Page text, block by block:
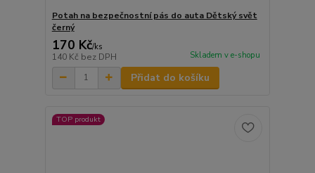
Potah na bezpečnostní pás do auta Dětský svět
černý
170 Kč/ks
140 Kč bez DPH Skladem v e-shopu
Přidat do košíku
TOP produkt